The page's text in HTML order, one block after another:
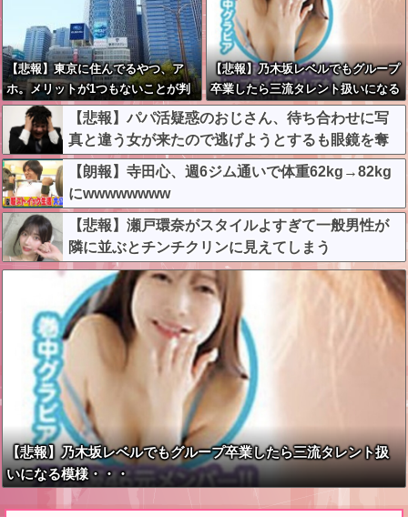
【悲報】東京に住んでるやつ、ア
ホ。メリットが1つもないことが判
明
【悲報】乃木坂レベルでもグループ
卒業したら三流タレント扱いになる
模様・・・
【悲報】パパ活疑惑のおじさん、待ち合わせに写
真と違う女が来たので逃げようとするも眼鏡を奪
われ可哀想なことになっているところを激写され
てしまう…
【朗報】寺田心、週6ジム通いで体重62kg→82kg
にwwwwwwww
【悲報】瀬戸環奈がスタイルよすぎて一般男性が
隣に並ぶとチンチクリンに見えてしまう
【悲報】乃木坂レベルでもグループ卒業したら三流タレント扱
いになる模様・・・